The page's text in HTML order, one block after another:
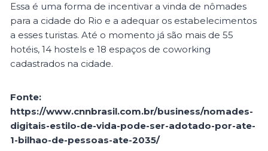
Essa é uma forma de incentivar a vinda de nômades
para a cidade do Rio e a adequar os estabelecimentos
a esses turistas. Até o momento já são mais de 55
hotéis, 14 hostels e 18 espaços de coworking
cadastrados na cidade.
Fonte:
https://www.cnnbrasil.com.br/business/nomades-
digitais-estilo-de-vida-pode-ser-adotado-por-ate-
1-bilhao-de-pessoas-ate-2035/